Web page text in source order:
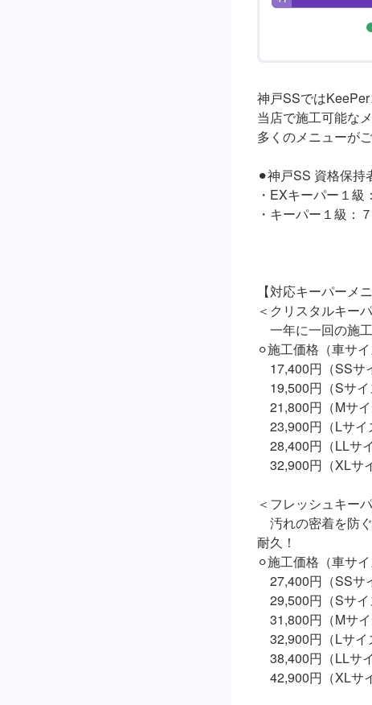
神戸SSでは
当店で施工可能な
多くのメニューが
⚫︎神戸SS 資格保持
・EXキーパー１級
・キーパー１級：
【対応キーパーメ
＜クリスタルキー
一年に一回の施
⚪︎施工価格（車サイ
17,400円（SSサ
19,500円（Sサイ
21,800円（Mサイ
23,900円（Lサイ
28,400円（LLサイ
32,900円（XLサ
＜フレッシュキー
汚れの密着を防
耐久！
⚪︎施工価格（車サイ
27,400円（SSサ
29,500円（Sサイ
31,800円（Mサイ
32,900円（Lサイ
38,400円（LLサイ
42,900円（XLサ